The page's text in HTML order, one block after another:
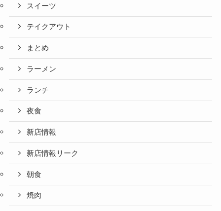
スイーツ
テイクアウト
まとめ
ラーメン
ランチ
夜食
新店情報
新店情報リーク
朝食
焼肉